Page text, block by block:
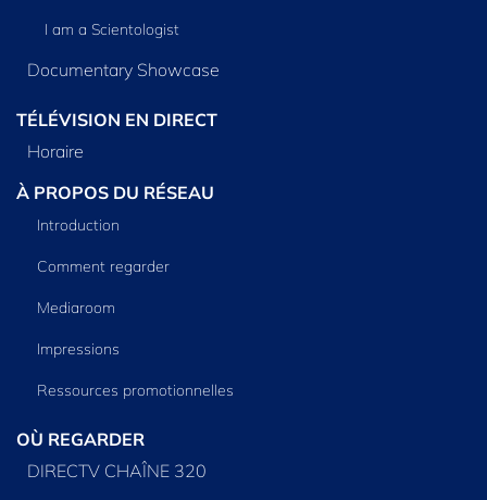
I am a Scientologist
Documentary Showcase
TÉLÉVISION EN DIRECT
Horaire
À PROPOS DU RÉSEAU
Introduction
Comment regarder
Mediaroom
Impressions
Ressources promotionnelles
OÙ REGARDER
DIRECTV CHAÎNE 320